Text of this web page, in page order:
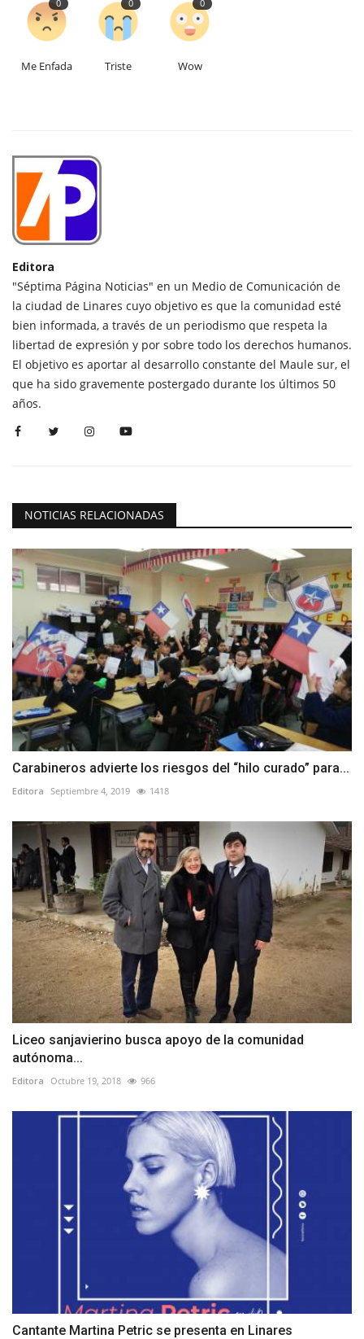
0
Me Enfada
0
Triste
0
Wow
Editora
"Séptima Página Noticias" en un Medio de Comunicación de
la ciudad de Linares cuyo objetivo es que la comunidad esté
bien informada, a través de un periodismo que respeta la
libertad de expresión y por sobre todo los derechos humanos.
El objetivo es aportar al desarrollo constante del Maule sur, el
que ha sido gravemente postergado durante los últimos 50
años.
NOTICIAS RELACIONADAS
Carabineros advierte los riesgos del “hilo curado” para...
Editora Septiembre 4, 2019 1418
Liceo sanjavierino busca apoyo de la comunidad
autónoma...
Editora Octubre 19, 2018 966
Cantante Martina Petric se presenta en Linares